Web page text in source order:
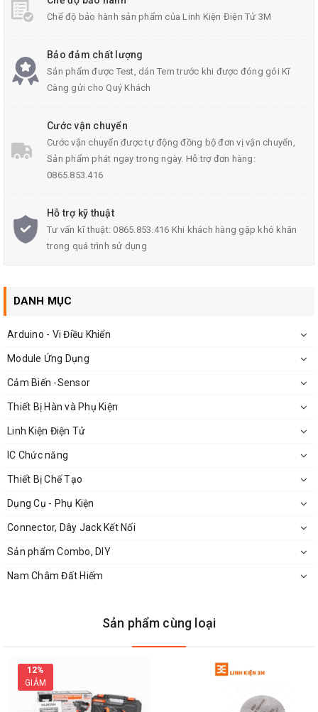
Chế độ bảo hành sản phẩm của Linh Kiện Điện Tử 3M
Bảo đảm chất lượng
Sản phẩm được Test, dán Tem trước khi được đóng gói Kĩ
Càng gửi cho Quý Khách
Cước vận chuyển
Cước vận chuyển được tự động đồng bộ đơn vị vận chuyển,
Sản phẩm phát ngay trong ngày. Hỗ trợ đơn hàng:
0865.853.416
Hỗ trợ kỹ thuật
Tư vấn kĩ thuật: 0865.853.416 Khi khách hàng gặp khó khăn
trong quá trình sử dụng
DANH MỤC
Arduino - Vi Điều Khiển
Module Ứng Dụng
Cảm Biến -Sensor
Thiết Bị Hàn và Phụ Kiện
Linh Kiện Điện Tử
IC Chức năng
Thiết Bị Chế Tạo
Dụng Cụ - Phụ Kiện
Connector, Dây Jack Kết Nối
Sản phẩm Combo, DIY
Nam Châm Đất Hiếm
Sản phẩm cùng loại
12%
GIẢM